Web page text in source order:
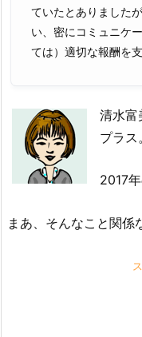
ていたとありました
い、密にコミュニケ
ては）適切な報酬を
清水富
プラス。
2017
まあ、そんなこと関係